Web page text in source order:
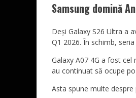
Samsung domină
Deși Galaxy S26 Ultra a
Q1 2026. În schimb,
Galaxy A07 4G a fost
au continuat să ocupe
Asta spune multe despre